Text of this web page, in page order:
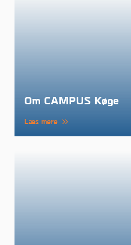
Om CAMPUS Køge
Læs mere